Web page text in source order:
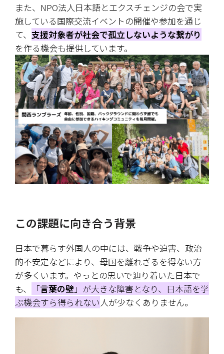
また、NPO法人日本語とエクスチェンジの会で実
施している国際交流イベントの開催や参加を通じ
て、 支援対象者が社会で孤立しないような繋がり
を作る機会も提供しています。
この課題に向き合う背景
日本で暮らす外国人の中には、戦争や迫害、政治
的不安定などにより、母国を離れざるを得ない方
が多くいます。やっとの思いで辿り着いた日本で
も、
「言葉の壁 」が大きな障害となり、日本語を学
ぶ機会すら得られない人が少なくありません。